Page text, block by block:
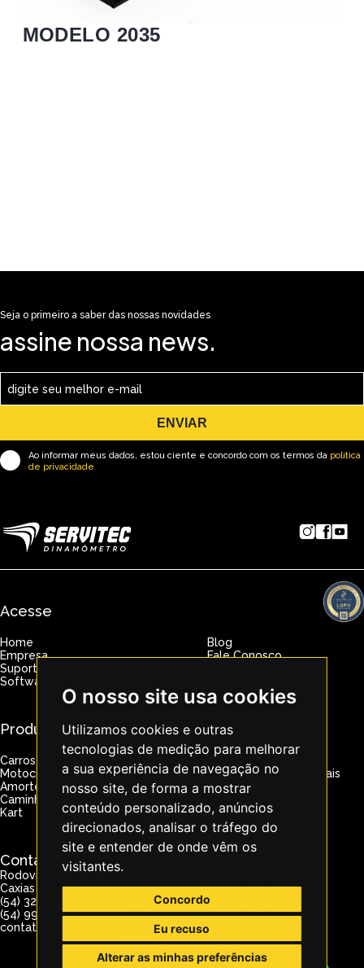
O nosso site usa cookies
Utilizamos cookies e outras
tecnologias de medição para melhorar
a sua experiência de navegação no
nosso site, de forma a mostrar
conteúdo personalizado, anúncios
direcionados, analisar o tráfego do
site e entender de onde vêm os
visitantes.
Concordo
Eu recuso
Alterar as minhas preferências
MODELO 2035
Seja o primeiro a saber das nossas novidades
assine nossa news.
ENVIAR
Ao informar meus dados, estou ciente e concordo com os termos da politica
de privacidade
Acesse
Home
Empresa
Suporte
Software
Blog
Fale Conosco
Produtos
Carros
Motocicletas
Amortecedores
Caminhões
Kart
Banco de fluxo
Equipamentos especiais
Motores
Acessórios
Contato
Rodovia RSC 453, 38350 - Km 74,2 - São Giácomo,
Caxias do Sul - RS, - CEP: 95112-360
(54) 3224-2299
(54) 99651-2484
contato@servitecdinamometro.com.br